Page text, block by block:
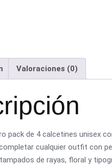
Valoraciones (0)
pack de 4 calcetines unisex
cualquier outfit con
de rayas, floral y